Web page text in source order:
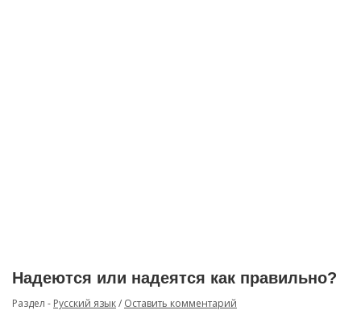
Надеются или надеятся как правильно?
Раздел - Русский язык/ Оставить комментарий